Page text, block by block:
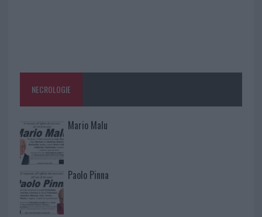
NECROLOGIE
Mario Malu
Paolo Pinna